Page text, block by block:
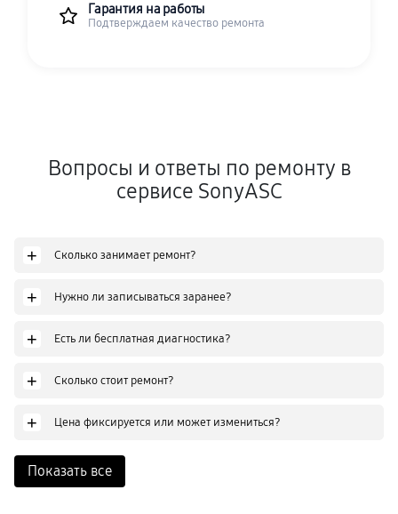
Гарантия на работы
Подтверждаем качество ремонта
Вопросы и ответы по ремонту в
сервисе SonyASC
+ Сколько занимает ремонт?
+ Нужно ли записываться заранее?
+ Есть ли бесплатная диагностика?
+ Сколько стоит ремонт?
+ Цена фиксируется или может измениться?
Показать все